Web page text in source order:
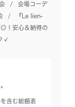
会場コーデ
『Le lien-
◎！安心＆納得の
✓
含む総額表